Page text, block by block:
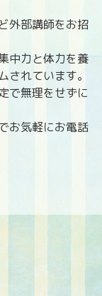
外部講師をお招
中力と体力を養
されています。
で無理をせずに
お気軽にお電話